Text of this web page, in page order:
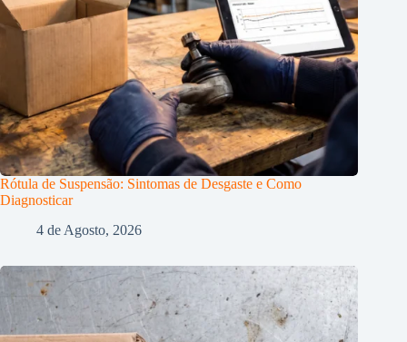
Rótula de Suspensão: Sintomas de Desgaste e Como
Diagnosticar
4 de Agosto, 2026